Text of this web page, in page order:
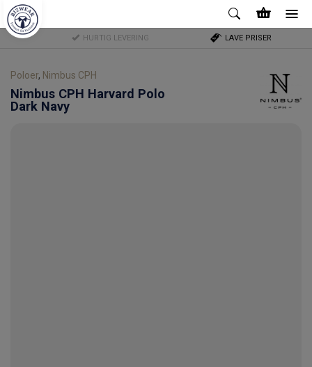
HURTIG LEVERING LAVE PRISER
Poloer, Nimbus CPH
Nimbus CPH Harvard Polo
Dark Navy